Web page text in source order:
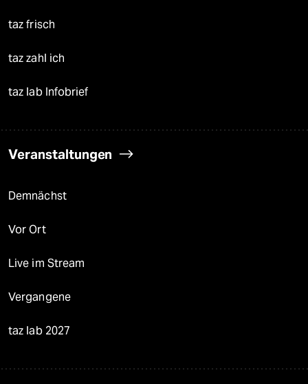
taz frisch
taz zahl ich
taz lab Infobrief
Veranstaltungen
Demnächst
Vor Ort
Live im Stream
Vergangene
taz lab 2027